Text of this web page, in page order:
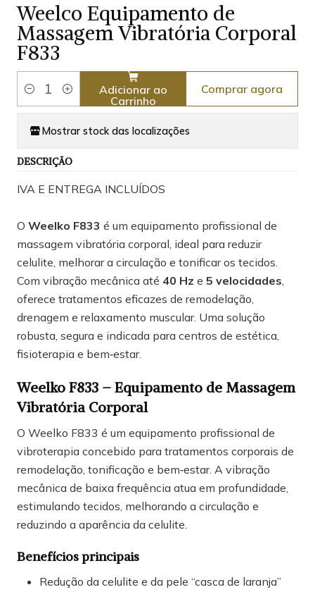
Weelco Equipamento de
Massagem Vibratória Corporal
F833
Quantidade
Adicionar ao
Carrinho
Comprar agora
Mostrar stock das localizações
DESCRIÇÃO
IVA E ENTREGA INCLUÍDOS
O Weelko F833 é um equipamento profissional de
massagem vibratória corporal, ideal para reduzir
celulite, melhorar a circulação e tonificar os tecidos.
Com vibração mecânica até 40 Hz e 5 velocidades,
oferece tratamentos eficazes de remodelação,
drenagem e relaxamento muscular. Uma solução
robusta, segura e indicada para centros de estética,
fisioterapia e bem‑estar.
Weelko F833 – Equipamento de Massagem
Vibratória Corporal
O Weelko F833 é um equipamento profissional de
vibroterapia concebido para tratamentos corporais de
remodelação, tonificação e bem‑estar. A vibração
mecânica de baixa frequência atua em profundidade,
estimulando tecidos, melhorando a circulação e
reduzindo a aparência da celulite.
Benefícios principais
Redução da celulite e da pele “casca de laranja”